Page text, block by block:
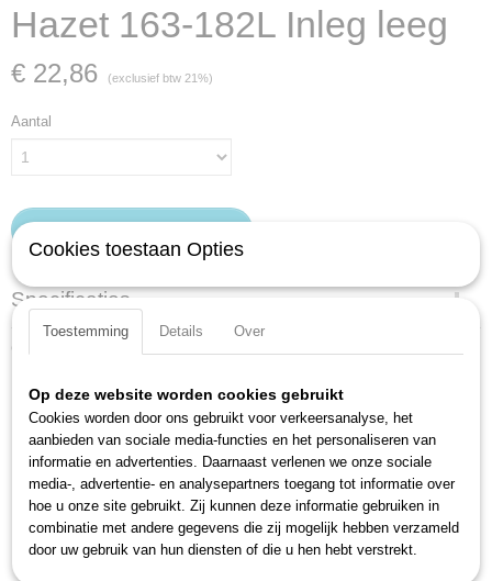
Hazet 163-182L Inleg leeg
€ 22,86 (exclusief btw 21%)
Aantal
Specificaties
Productcode
EAN code
4000896161508
Productcode leverancier
163-182L
Ook interessant
Cookies toestaan Opties
Toestemming Details Over
Op deze website worden cookies gebruikt
Cookies worden door ons gebruikt voor verkeersanalyse, het
aanbieden van sociale media-functies en het personaliseren van
informatie en advertenties. Daarnaast verlenen we onze sociale
media-, advertentie- en analysepartners toegang tot informatie over
hoe u onze site gebruikt. Zij kunnen deze informatie gebruiken in
combinatie met andere gegevens die zij mogelijk hebben verzameld
door uw gebruik van hun diensten of die u hen hebt verstrekt.